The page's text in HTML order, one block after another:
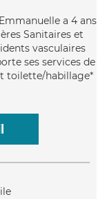
a 4 ans
Sanitaires et
vasculaires
ses services de
toilette/habillage*